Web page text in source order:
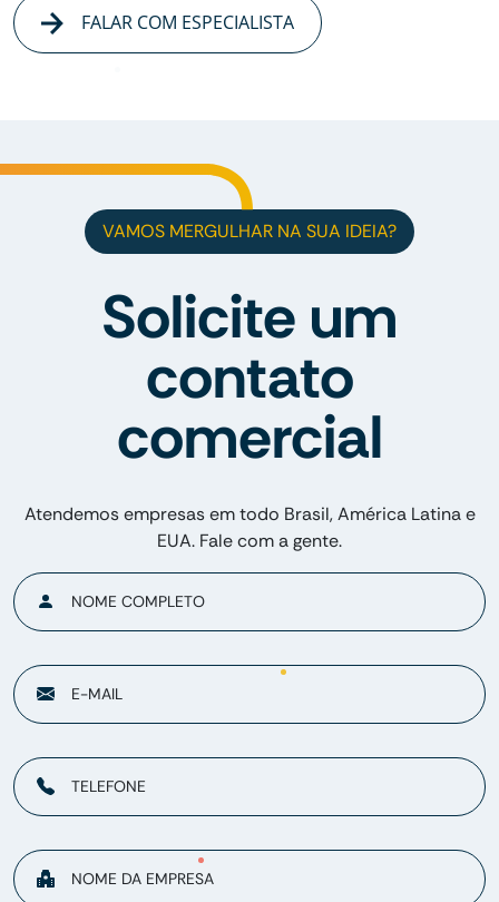
FALAR COM ESPECIALISTA
VAMOS MERGULHAR NA SUA IDEIA?
Solicite um
contato
comercial
Atendemos empresas em todo Brasil, América Latina e
EUA. Fale com a gente.
NOME COMPLETO
E-MAIL
TELEFONE
NOME DA EMPRESA